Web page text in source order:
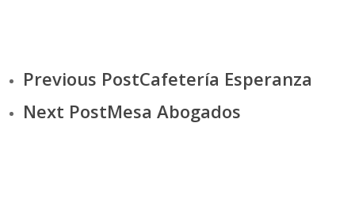
Previous PostCafetería Esperanza
Next PostMesa Abogados